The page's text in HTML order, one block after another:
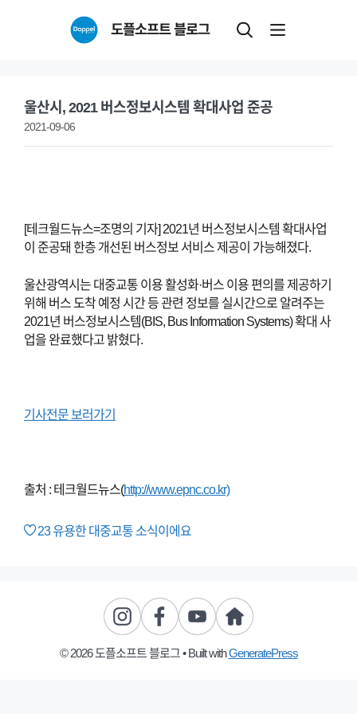
도플소프트 블로그
울산시, 2021 버스정보시스템 확대사업 준공
2021-09-06
[테크월드뉴스=조명의 기자] 2021년 버스정보시스템 확대사업
이 준공돼 한층 개선된 버스정보 서비스 제공이 가능해졌다.
울산광역시는 대중교통 이용 활성화·버스 이용 편의를 제공하기
위해 버스 도착 예정 시간 등 관련 정보를 실시간으로 알려주는
2021년 버스정보시스템(BIS, Bus Information Systems) 확대 사
업을 완료했다고 밝혔다.
기사전문 보러가기
출처 : 테크월드뉴스(http://www.epnc.co.kr)
23유용한 대중교통 소식이에요
© 2026 도플소프트 블로그• Built withGeneratePress